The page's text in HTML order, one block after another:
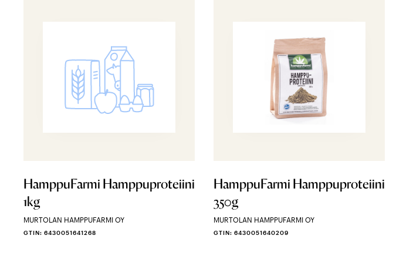
HamppuFarmi Hamppuproteiini
1kg
MURTOLAN HAMPPUFARMI OY
GTIN: 6430051641268
HamppuFarmi Hamppuproteiini
350g
MURTOLAN HAMPPUFARMI OY
GTIN: 6430051640209